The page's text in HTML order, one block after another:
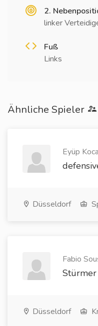
2.
linker
Fuß
Links
Ähnliche Spieler
Eyüp
Düsseldorf
Fabio
Stürmer
Düsseldorf